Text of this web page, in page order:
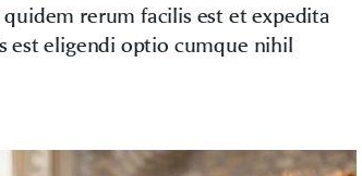
rerum facilis est et expedita
est eligendi optio cumque nihil